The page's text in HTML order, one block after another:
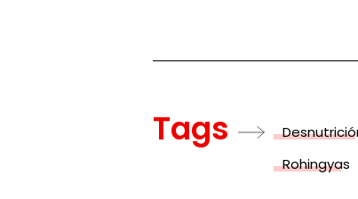
Tags
Rohingyas